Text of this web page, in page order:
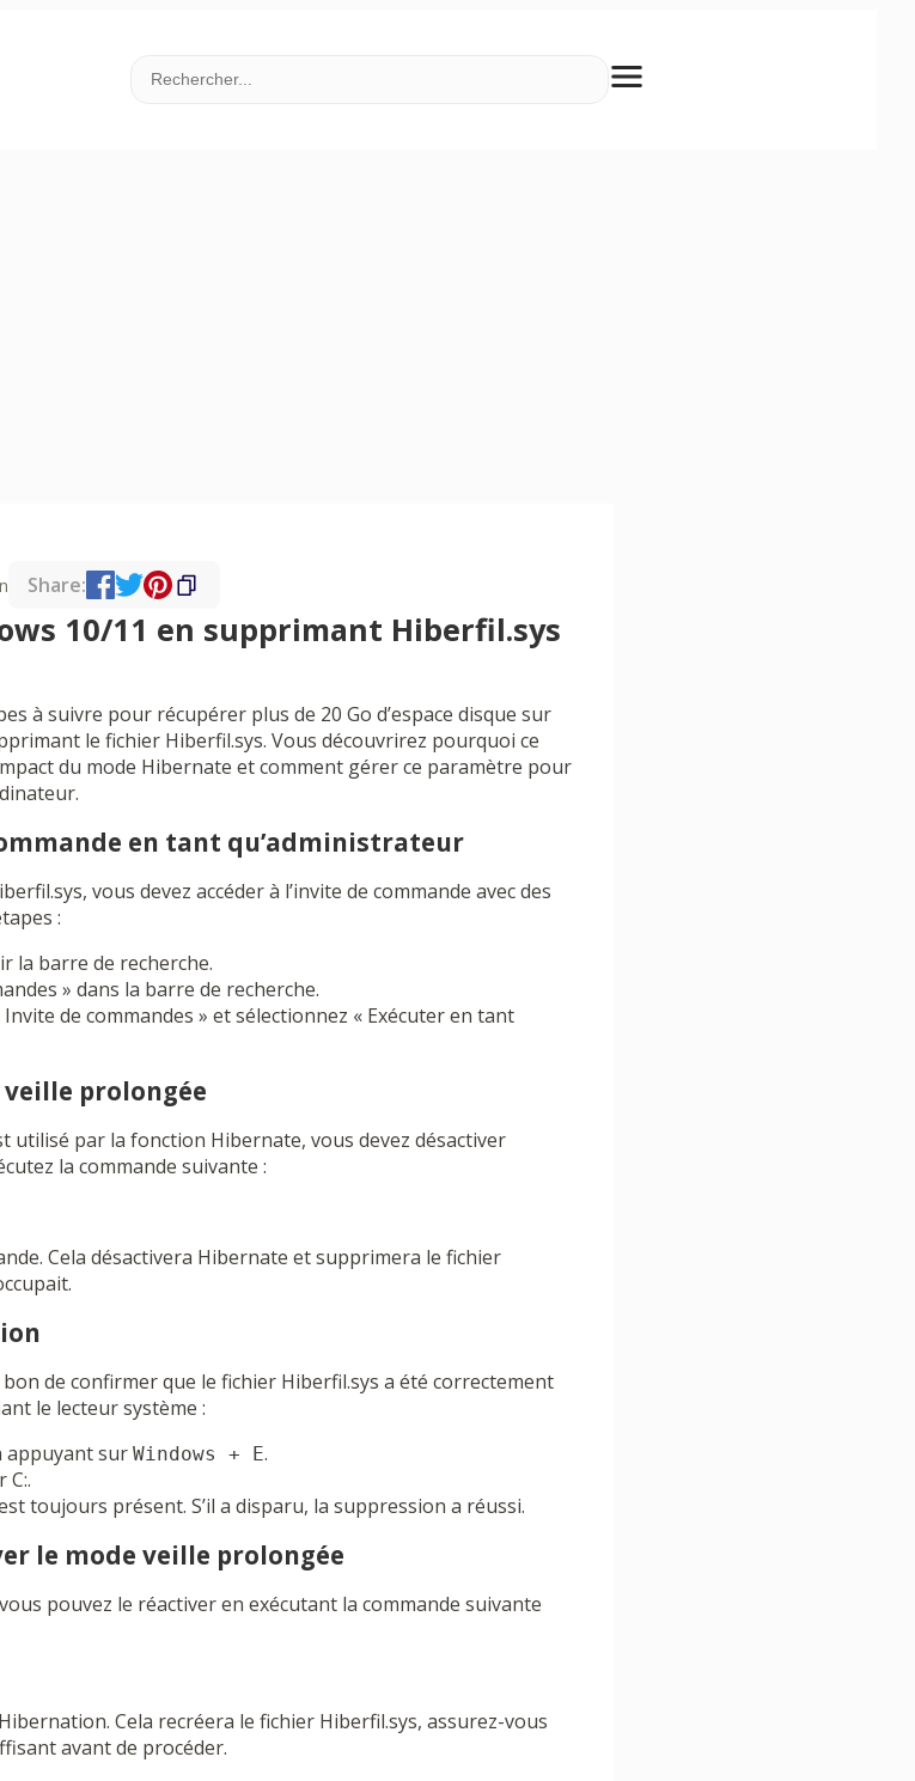
Share:
10/11 en supprimant Hiberfil.sys
à suivre pour récupérer plus de 20 Go d’espace disque sur
le fichier Hiberfil.sys. Vous découvrirez pourquoi ce
du mode Hibernate et comment gérer ce paramètre pour
en tant qu’administrateur
vous devez accéder à l’invite de commande avec des
:
la barre de recherche.
» dans la barre de recherche.
de commandes » et sélectionnez « Exécuter en tant
veille prolongée
utilisé par la fonction Hibernate, vous devez désactiver
la commande suivante :
Cela désactivera Hibernate et supprimera le fichier
de confirmer que le fichier Hiberfil.sys a été correctement
le lecteur système :
appuyant sur Windows + E.
C:.
toujours présent. S’il a disparu, la suppression a réussi.
le mode veille prolongée
pouvez le réactiver en exécutant la commande suivante
Cela recréera le fichier Hiberfil.sys, assurez-vous
avant de procéder.